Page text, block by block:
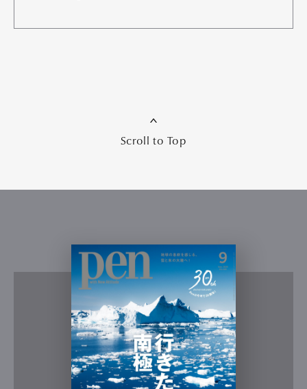
Scroll to Top